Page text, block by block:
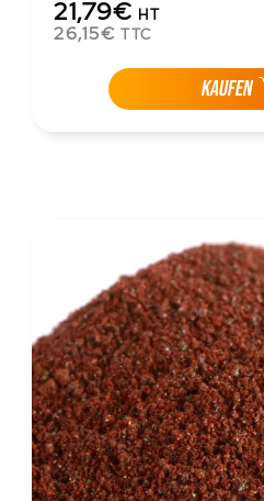
21,79€ HT
26,15€ TTC
KAUFEN